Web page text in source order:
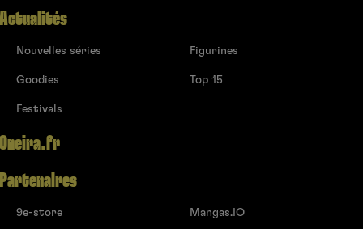
Actualités
Nouvelles séries
Goodies
Festivals
Figurines
Top 15
Oneira.fr
Partenaires
9e-store Mangas.IO